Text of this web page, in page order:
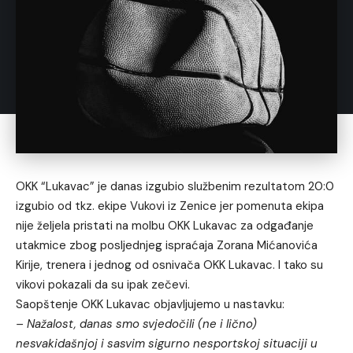
OKK “Lukavac” je danas izgubio službenim rezultatom 20:0
izgubio od tkz. ekipe Vukovi iz Zenice jer pomenuta ekipa
nije željela pristati na molbu OKK Lukavac za odgađanje
utakmice zbog posljednjeg ispraćaja Zorana Mićanovića
Kirije, trenera i jednog od osnivača OKK Lukavac. I tako su
vikovi pokazali da su ipak zečevi.
Saopštenje OKK Lukavac objavljujemo u nastavku:
– Nažalost, danas smo svjedočili (ne i lično)
nesvakidašnjoj i sasvim sigurno nesportskoj situaciji u